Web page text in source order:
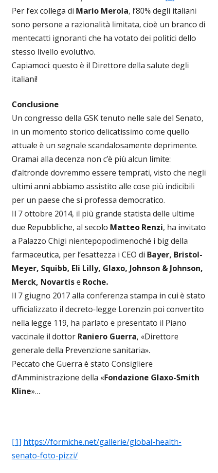
Per l’ex collega di Mario Merola, l’80% degli italiani
sono persone a razionalità limitata, cioè un branco di
mentecatti ignoranti che ha votato dei politici dello
stesso livello evolutivo.
Capiamoci: questo è il Direttore della salute degli
italiani!
Conclusione
Un congresso della GSK tenuto nelle sale del Senato,
in un momento storico delicatissimo come quello
attuale è un segnale scandalosamente deprimente.
Oramai alla decenza non c’è più alcun limite:
d’altronde dovremmo essere temprati, visto che negli
ultimi anni abbiamo assistito alle cose più indicibili
per un paese che si professa democratico.
Il 7 ottobre 2014, il più grande statista delle ultime
due Repubbliche, al secolo Matteo Renzi, ha invitato
a Palazzo Chigi nientepopodimenoché i big della
farmaceutica, per l’esattezza i CEO di Bayer, Bristol-
Meyer, Squibb, Eli Lilly, Glaxo, Johnson & Johnson,
Merck, Novartise Roche.
Il 7 giugno 2017 alla conferenza stampa in cui è stato
ufficializzato il decreto-legge Lorenzin poi convertito
nella legge 119, ha parlato e presentato il Piano
vaccinale il dottor Raniero Guerra, «Direttore
generale della Prevenzione sanitaria».
Peccato che Guerra è stato Consigliere
d’Amministrazione della «Fondazione Glaxo-Smith
Kline»…
[1] https://formiche.net/gallerie/global-health-
senato-foto-pizzi/